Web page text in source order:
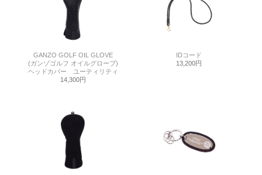
GANZO GOLF OIL GLOVE
(ガンゾゴルフ オイルグローブ)
ヘッドカバー ユーティリティ
14,300円
IDコード
13,200円